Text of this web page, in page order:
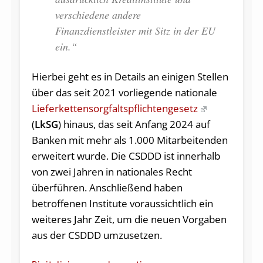
verschiedene andere
Finanzdienstleister mit Sitz in der EU
ein.“
Hierbei geht es in Details an einigen Stellen
über das seit 2021 vorliegende nationale
Lieferkettensorgfaltspflichtengesetz
(LkSG) hinaus, das seit Anfang 2024 auf
Banken mit mehr als 1.000 Mitarbeitenden
erweitert wurde. Die CSDDD ist innerhalb
von zwei Jahren in nationales Recht
überführen. Anschließend haben
betroffenen Institute voraussichtlich ein
weiteres Jahr Zeit, um die neuen Vorgaben
aus der CSDDD umzusetzen.